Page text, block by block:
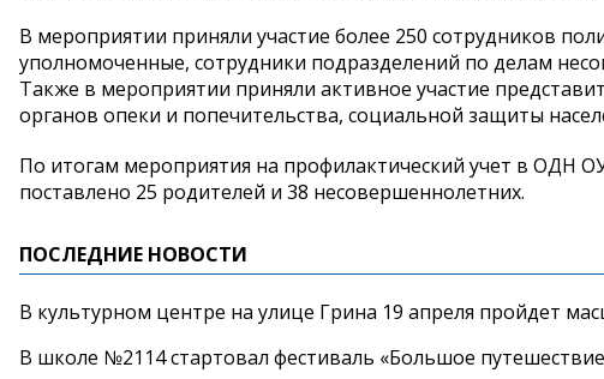
В мероприятии приняли участие более 250 сотрудников
уполномоченные, сотрудники подразделений по делам
Также в мероприятии приняли активное участие
органов опеки и попечительства, социальной защиты
По итогам мероприятия на профилактический учет в
поставлено 25 родителей и 38 несовершеннолетних.
ПОСЛЕДНИЕ НОВОСТИ
В культурном центре на улице Грина 19 апреля пройдет
В школе №2114 стартовал фестиваль «Большое